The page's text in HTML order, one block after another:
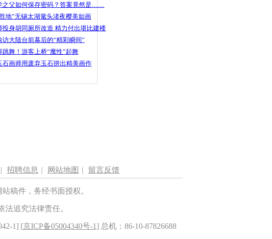
之父如何保存密码？答案竟然是……
地”无锡太湖鼋头渚夜樱美如画
投身胡同厕所改造 精力付出堪比建楼
访大陆台前幕后的“精彩瞬间”
跳舞！游客上桥“魔性”起舞
石画师用废弃玉石拼出精美画作
| 招聘信息 | 网站地图 | 留言反馈
稿件，务经书面授权。
追究法律责任。
1] [京ICP备05004340号-1] 总机：86-10-87826688